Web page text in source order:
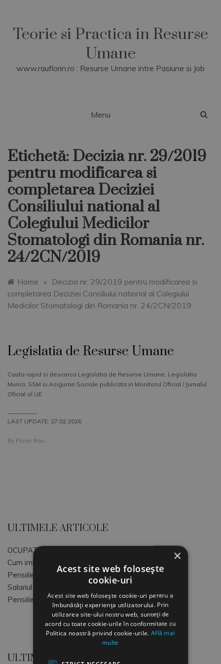
contentTeorie si Practica in Resurse
Umane
www.rauflorin.ro : Resurse Umane intre Pasiune si Job
Menu
Etichetă: Decizia nr. 29/2019
pentru modificarea si
completarea Deciziei
Consiliului national al
Colegiului Medicilor
Stomatologi din Romania nr.
24/2CN/2019
Home »
Decizia nr. 29/2019 pentru modificarea si
completarea Deciziei Consiliului national al Colegiului
Medicilor Stomatologi din Romania nr. 24/2CN/2019
Legislatia de Resurse Umane
Cauta rapid si descarca Legislatia de Resurse Umane, Legislatia
Muncii, SSM si Asigurari Sociale publicata in Monitorul Oficial / Jurnalul
Oficial al UE
LAST UPDATE: 27.02.2026
By Florin Rau
ULTIMELE ARTICOLE
OCUPATII SI CODURI COR
Cum imbunatatim atmosfera de lucru
Pensiile speciale MApN+MAI+SRI
Salariul Minim Brut pe tara
Pensiile speciale ale magistratilor
ULTIMELE COMENTARII
×
Acest site web folosește
cookie-uri
Acest site web folosește cookie-uri pentru a
îmbunătăți experiența utilizatorului. Prin
utilizarea site-ului nostru web, sunteți de
acord cu toate cookie-urile în conformitate cu
Politica noastră privind cookie-urile.Află mai
multe